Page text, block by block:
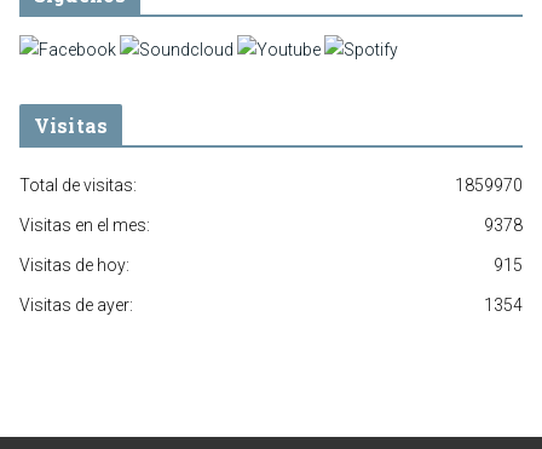
Visitas
1859970
Total de visitas:
9378
Visitas en el mes:
915
Visitas de hoy:
1354
Visitas de ayer: